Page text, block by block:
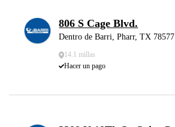
806 S Cage Blvd.
Dentro de Barri, Pharr, TX 78577
14.1 millas
Hacer un pago